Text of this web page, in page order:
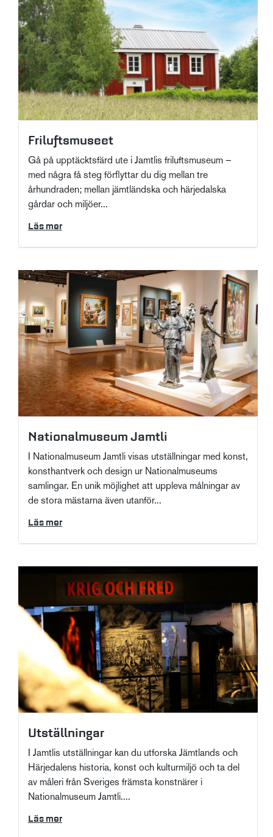
Friluftsmuseet
Gå på upptäcktsfärd ute i Jamtlis friluftsmuseum –
med några få steg förflyttar du dig mellan tre
århundraden; mellan jämtländska och härjedalska
gårdar och miljöer...
Läs mer
Nationalmuseum Jamtli
I Nationalmuseum Jamtli visas utställningar med konst,
konsthantverk och design ur Nationalmuseums
samlingar. En unik möjlighet att uppleva målningar av
de stora mästarna även utanför...
Läs mer
Utställningar
I Jamtlis utställningar kan du utforska Jämtlands och
Härjedalens historia, konst och kulturmiljö och ta del
av måleri från Sveriges främsta konstnärer i
Nationalmuseum Jamtli....
Läs mer